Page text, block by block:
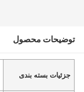
توضیحات محصول
جزئیات بسته بندی